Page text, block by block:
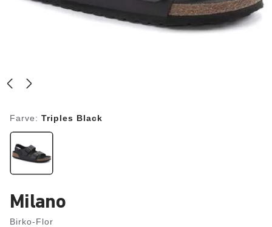
Farve: Triples Black
Milano
Birko-Flor